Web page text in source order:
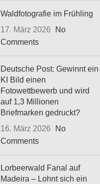
Waldfotografie im Frühling
17. März 2026
No
Comments
Deutsche Post: Gewinnt ein
KI Bild einen
Fotowettbewerb und wird
auf 1,3 Millionen
Briefmarken gedruckt?
16. März 2026
No
Comments
Lorbeerwald Fanal auf
Madeira – Lohnt sich ein